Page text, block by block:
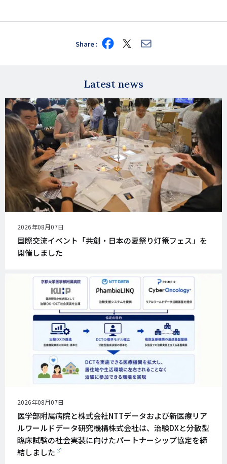
Share Share
on
Share
on
Share
via
Latest news
公
開
日
2026年08月07日
国際交流イベント「共創・日本の夏祭り灯篭フェス」を
開催しました
公
開
日
2026年08月07日
医学部附属病院と株式会社NTTデータおよび新医療リア
ルワールドデータ研究機構株式会社は、治験DXと分散型
臨床試験の社会実装に向けたパートナーシップ協定を締
結しました